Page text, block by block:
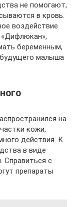
не помогают,
в кровь.
воздействие
беременным,
малыша
на
кожи,
действия. К
в виде
Справиться с
препараты